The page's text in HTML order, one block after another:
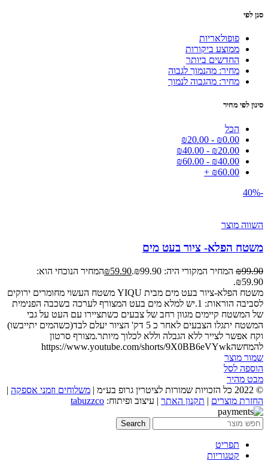
סנן לפי
פופולאריות
ממוצע ביקורות
החדשים ביותר
מחיר: מהנמוך לגבוה
מחיר: מהגבוה לנמוך
סינון לפי מחיר
הכל
₪0.00
-
₪20.00
₪20.00
-
₪40.00
₪40.00
-
₪60.00
₪60.00
+
-40%
השווה מוצר
משטח הפלא- ציור בעט מים
₪99.90 המחיר המקורי היה: ₪99.90. ₪59.90
המחיר הנוכחי הוא:
₪59.90.
משטח הפלא-ציור בעט מים מבית YIQU משטח העשוי מחומרים ירוקים
לסביבה הוראות: 1.יש למלא מים בעט המצורף לערכה בשכבה הפנימית
של המשטח קיימים מגוון רחב של צבעים כשתציירו עם העט על גבי
המשטח יתגלו הצבעים לאחר כ 5 דק' הציור יעלם לבד(כשהמים יתייבשו)
וקח אפשר לצייר ללא הגבלה וללא לכלוך מיותר.מצורף סרטון
להמחשהhttps://www.youtube.com/shorts/9X0BB6eVYwk
שמור מוצר
הוספה לסל
מבט מהיר
© 2022 כל הזכויות שמורות לציטרין גרופ בע״מ |
משלוחים וזמני אספקה |
החזרת מוצרים | תקנון האתר | עיצוב ופיתוח: tabuzzco
Search
תפריט
קטגוריות